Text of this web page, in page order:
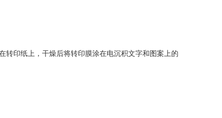
转印纸上，干燥后将转印膜涂在电沉积文字和图案上的